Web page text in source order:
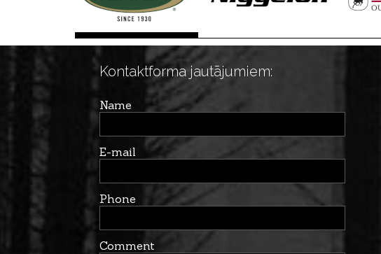
Kontaktforma jautājumiem:
Name
E-mail
Phone
Comment